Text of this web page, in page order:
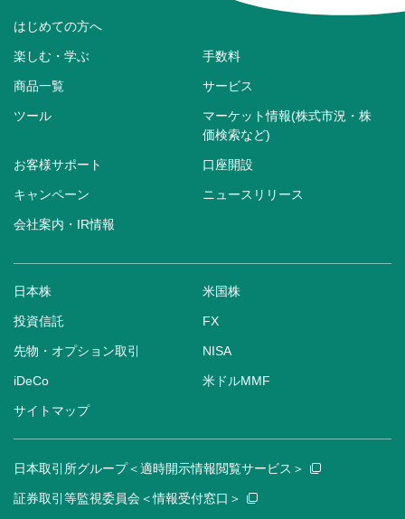
はじめての方へ
楽しむ・学ぶ 手数料
商品一覧 サービス
ツール
マーケット情報(株式市況・株
価検索など)
お客様サポート 口座開設
キャンペーン ニュースリリース
会社案内・IR情報
日本株 米国株
投資信託 FX
先物・オプション取引 NISA
iDeCo 米ドルMMF
サイトマップ
日本取引所グループ＜適時開示情報閲覧サービス＞
証券取引等監視委員会＜情報受付窓口＞